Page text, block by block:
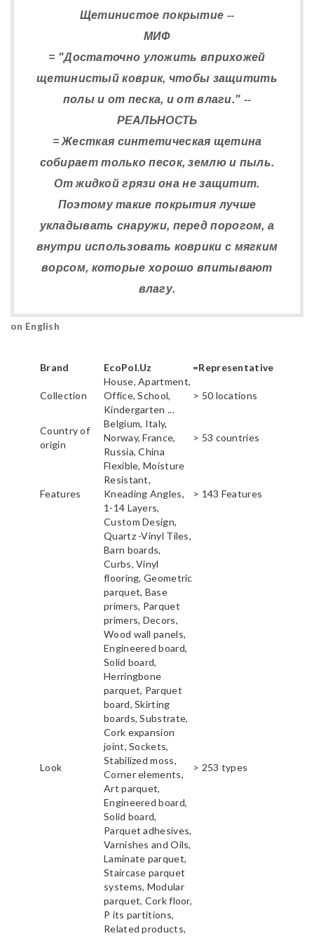
Щетинистое покрытие --
МИФ
= "Достаточно уложить вприхожей
щетинистый коврик, чтобы защитить
полы и от песка, и от влаги." --
РЕАЛЬНОСТЬ
= Жесткая синтетическая щетина
собирает только песок, землю и пыль.
От жидкой грязи она не защитит.
Поэтому такие покрытия лучше
укладывать снаружи, перед порогом, а
внутри использовать коврики с мягким
ворсом, которые хорошо впитывают
влагу.
on English
Brand EcoPol.Uz =Representative
Collection
House, Apartment,
Office, School,
Kindergarten ...
> 50 locations
Country of
origin
Belgium, Italy,
Norway, France,
Russia, China
> 53 countries
Features
Flexible, Moisture
Resistant,
Kneading Angles,
1-14 Layers,
Custom Design,
> 143 Features
Look
Quartz -Vinyl Tiles,
Barn boards,
Curbs, Vinyl
flooring, Geometric
parquet, Base
primers, Parquet
primers, Decors,
Wood wall panels,
Engineered board,
Solid board,
Herringbone
parquet, Parquet
board, Skirting
boards, Substrate,
Cork expansion
joint, Sockets,
Stabilized moss,
Corner elements,
Art parquet,
Engineered board,
Solid board,
Parquet adhesives,
Varnishes and Oils,
Laminate parquet,
Staircase parquet
systems, Modular
parquet, Cork floor,
P its partitions,
Related products,
> 253 types